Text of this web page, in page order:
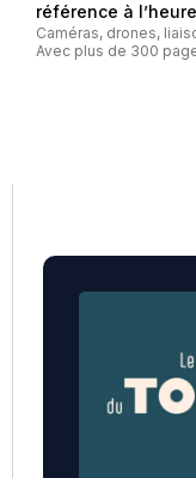
référence à
Caméras, drones,
Avec plus de 300